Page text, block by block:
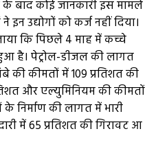
बाद कोई जानकारी इस मामले
उद्योगों को कर्ज नहीं दिया।
कि पिछले 4 माह में कच्चे
है। पेट्रोल-डीजल की लागत
की कीमतों में 109 प्रतिशत की
और एल्युमिनियम की कीमतों
के निर्माण की लागत में भारी
में 65 प्रतिशत की गिरावट आ